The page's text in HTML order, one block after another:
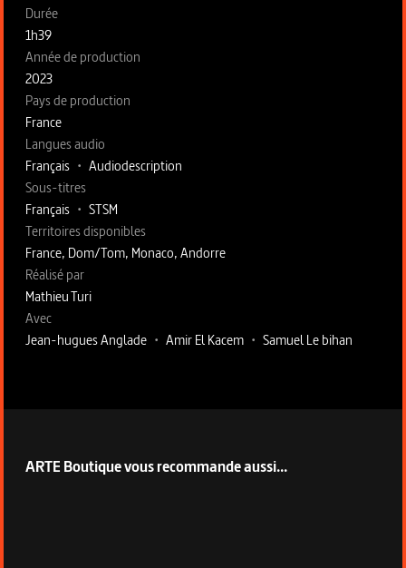
Fiche technique section gauche
Durée
1h39
Année de production
2023
Pays de production
France
Langues audio
Français • Audiodescription
Sous-titres
Français • STSM
Territoires disponibles
France, Dom/Tom, Monaco, Andorre
Fiche technique section droite
Réalisé par
Mathieu Turi
Avec
Jean-hugues Anglade • Amir El Kacem • Samuel Le bihan
ARTE Boutique vous recommande aussi...